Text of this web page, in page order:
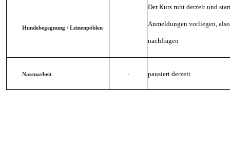
Hundebegegnung / Leinenpöblen
Der Kurs ruht derzeit und
Anmeldungen vorliegen,
nachfragen
Nasenarbeit - pausiert derzeit